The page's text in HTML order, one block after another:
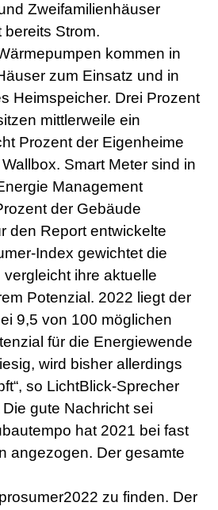
Zweifamilienhäuser
Strom.
kommen in
zum Einsatz und in
Heimspeicher. Drei Prozent
mittlerweile ein
Prozent der Eigenheime
Smart Meter sind in
Management
der Gebäude
den Report entwickelte
Index gewichtet die
ihre aktuelle
Potenzial. 2022 liegt der
9,5 von 100 möglichen
für die Energiewende
wird bisher allerdings
so LichtBlick-Sprecher
gute Nachricht sei
hat 2021 bei fast
angezogen. Der gesamte
zu finden. Der